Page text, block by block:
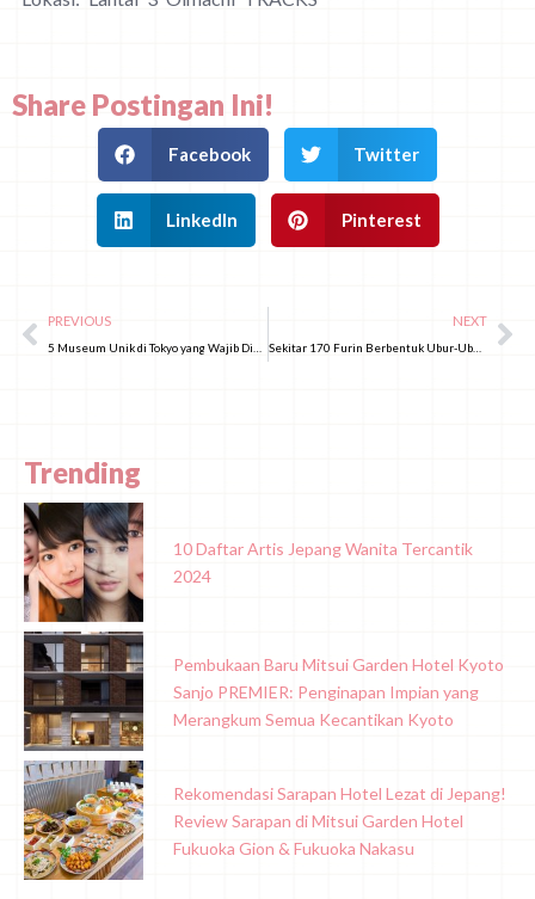
Share Postingan Ini!
Facebook Twitter
LinkedIn Pinterest
PREVIOUS NEXT
Sekitar 170 Furin Berbentuk Ubur-Ubur Hadir di Kyoto Aquarium dalam Event Terbatas “Jellyfish, Umbrellas and Wind Chimes”
Trending
10 Daftar Artis Jepang Wanita Tercantik
2024
Pembukaan Baru Mitsui Garden Hotel Kyoto
Sanjo PREMIER: Penginapan Impian yang
Merangkum Semua Kecantikan Kyoto
Rekomendasi Sarapan Hotel Lezat di Jepang!
Review Sarapan di Mitsui Garden Hotel
Fukuoka Gion & Fukuoka Nakasu